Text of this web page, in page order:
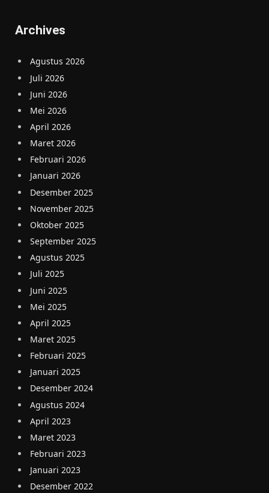
Archives
Agustus 2026
Juli 2026
Juni 2026
Mei 2026
April 2026
Maret 2026
Februari 2026
Januari 2026
Desember 2025
November 2025
Oktober 2025
September 2025
Agustus 2025
Juli 2025
Juni 2025
Mei 2025
April 2025
Maret 2025
Februari 2025
Januari 2025
Desember 2024
Agustus 2024
April 2023
Maret 2023
Februari 2023
Januari 2023
Desember 2022